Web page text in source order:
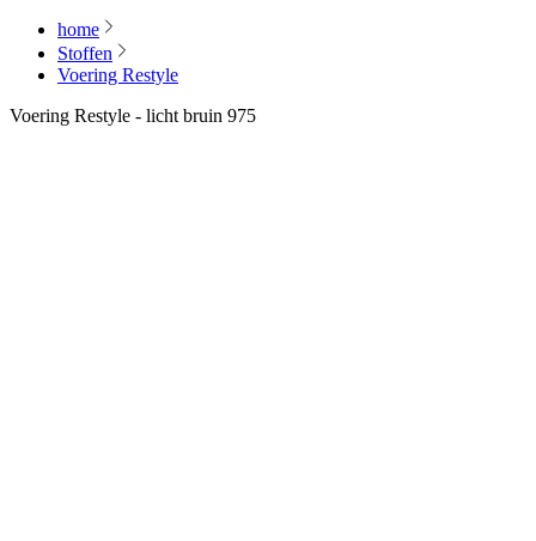
home
Stoffen
Voering Restyle
Voering Restyle - licht bruin 975